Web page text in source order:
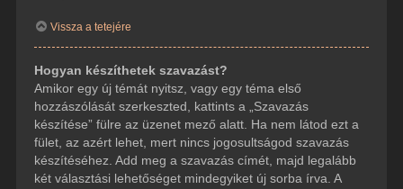
Vissza a tetejére
Hogyan készíthetek szavazást?
Amikor egy új témát nyitsz, vagy egy téma első
hozzászólását szerkeszted, kattints a „Szavazás
készítése” fülre az üzenet mező alatt. Ha nem látod ezt a
fület, az azért lehet, mert nincs jogosultságod szavazás
készítéséhez. Add meg a szavazás címét, majd legalább
két választási lehetőséget mindegyiket új sorba írva. A